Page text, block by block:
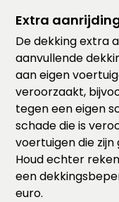
Extra
De dekking extra
aanvullende
aan eigen
veroorzaakt,
tegen een eigen
schade die is
voertuigen die
Houd echter
een
euro.